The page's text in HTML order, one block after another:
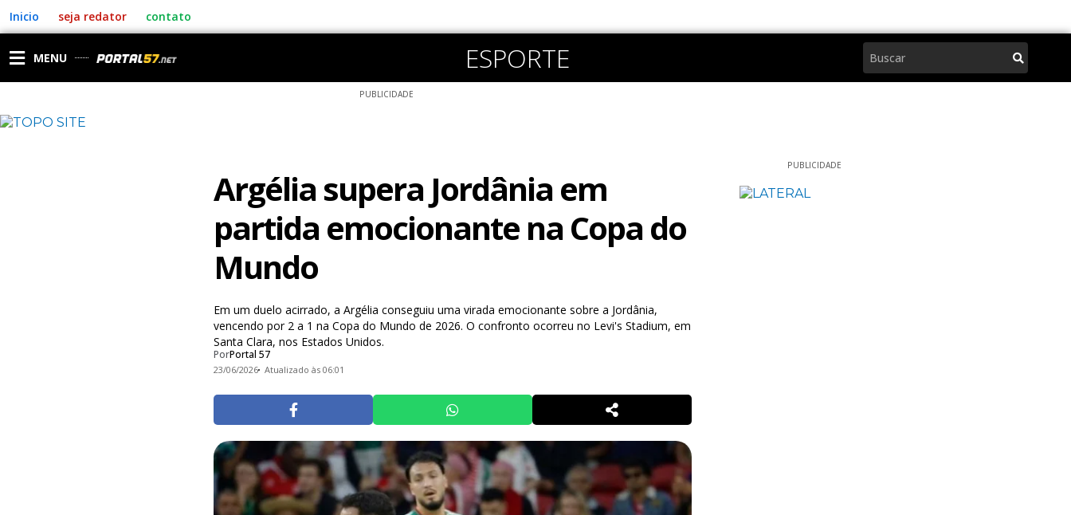
para
o
conteúdo
Inicio seja redator contato
MENU ESPORTE Pesquisar
PUBLICIDADE
Argélia supera Jordânia em
partida emocionante na Copa do
Mundo
Em um duelo acirrado, a Argélia conseguiu uma virada emocionante sobre a Jordânia,
vencendo por 2 a 1 na Copa do Mundo de 2026. O confronto ocorreu no Levi's Stadium, em
Santa Clara, nos Estados Unidos.
PorPortal 57
23/06/2026 Atualizado às 06:01
PUBLICIDADE